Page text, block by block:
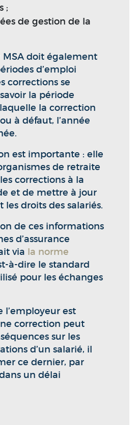
;
de gestion de la
MSA doit également
d’emploi
corrections se
la période
la correction
à défaut, l’année
est importante : elle
de retraite
corrections à la
et de mettre à jour
droits des salariés.
de ces informations
d’assurance
via la norme
à-dire le standard
pour les échanges
l’employeur est
correction peut
sur les
d’un salarié, il
ce dernier, par
un délai